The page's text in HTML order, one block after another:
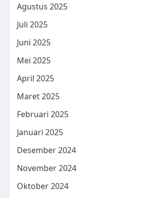
Agustus 2025
Juli 2025
Juni 2025
Mei 2025
April 2025
Maret 2025
Februari 2025
Januari 2025
Desember 2024
November 2024
Oktober 2024